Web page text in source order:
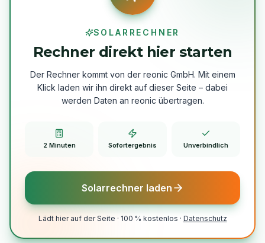
SOLARRECHNER
Rechner direkt hier starten
Der Rechner kommt von der reonic GmbH. Mit einem
Klick laden wir ihn direkt auf dieser Seite – dabei
werden Daten an reonic übertragen.
2 Minuten Sofort­ergebnis Unverbindlich
Solarrechner laden
Lädt hier auf der Seite · 100 % kostenlos · Datenschutz